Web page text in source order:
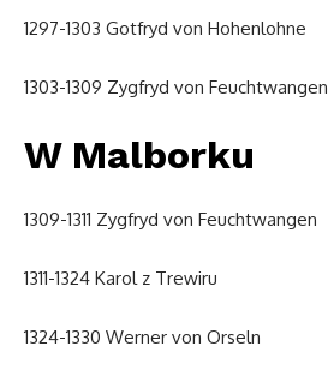
1297-1303 Gotfryd von Hohenlohne
1303-1309 Zygfryd von Feuchtwangen
W Malborku
1309-1311 Zygfryd von Feuchtwangen
1311-1324 Karol z Trewiru
1324-1330 Werner von Orseln